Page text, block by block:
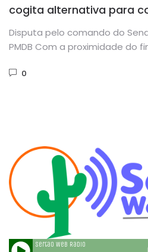
cogita alternativa para
Disputa pelo comando do
PMDB Com a proximidade do
0